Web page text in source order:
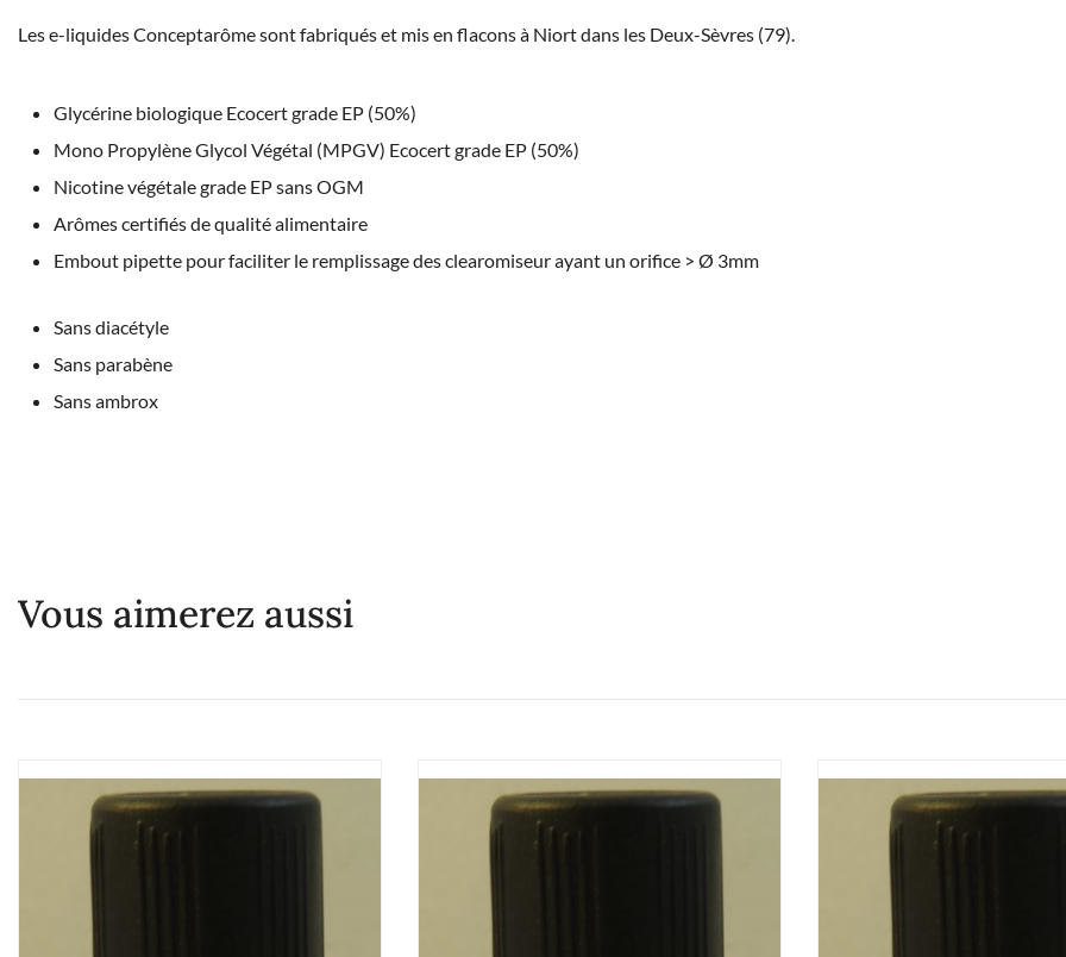
Les e-liquides Conceptarôme sont fabriqués et mis en flacons à Niort dans les Deux-Sèvres (79).
Glycérine biologique Ecocert grade EP (50%)
Mono Propylène Glycol Végétal (MPGV) Ecocert grade EP (50%)
Nicotine végétale grade EP sans OGM
Arômes certifiés de qualité alimentaire
Embout pipette pour faciliter le remplissage des clearomiseur ayant un orifice > Ø 3mm
Sans diacétyle
Sans parabène
Sans ambrox
Vous aimerez aussi